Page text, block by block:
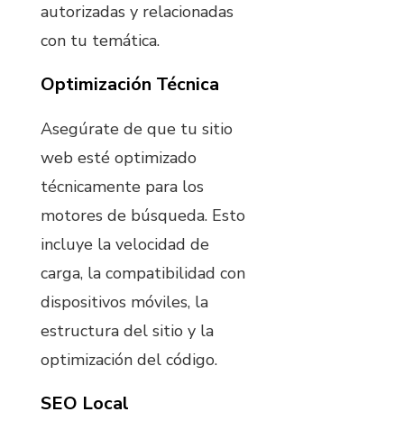
autorizadas y relacionadas
con tu temática.
Optimización Técnica
Asegúrate de que tu sitio
web esté optimizado
técnicamente para los
motores de búsqueda. Esto
incluye la velocidad de
carga, la compatibilidad con
dispositivos móviles, la
estructura del sitio y la
optimización del código.
SEO Local